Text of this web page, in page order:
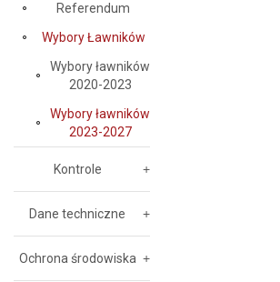
Referendum
Wybory Ławników
Wybory ławników
2020-2023
Wybory ławników
2023-2027
Kontrole
Dane techniczne
Ochrona środowiska